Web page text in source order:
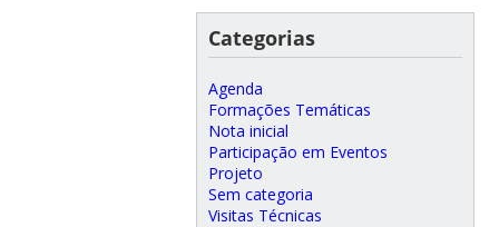
Categorias
Agenda
Formações Temáticas
Nota inicial
Participação em Eventos
Projeto
Sem categoria
Visitas Técnicas